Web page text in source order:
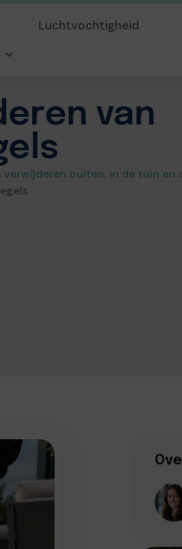
Luchtvochtigheid
van
verwijderen buiten, in de tuin en